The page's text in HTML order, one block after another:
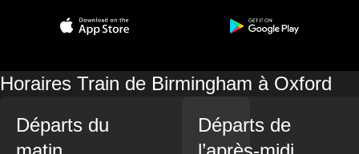
Horaires Train de Birmingham à Oxford
Départs du
Départs de